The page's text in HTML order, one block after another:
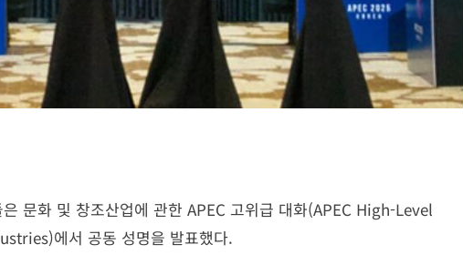
문화 및 창조산업에 관한 APEC 고위급 대화(APEC High-Level
에서 공동 성명을 발표했다.
2026년 07월 09일